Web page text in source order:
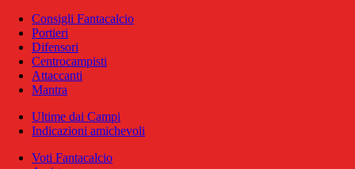
Consigli Fantacalcio
Portieri
Difensori
Centrocampisti
Attaccanti
Mantra
Ultime dai Campi
Indicazioni amichevoli
Voti Fantacalcio